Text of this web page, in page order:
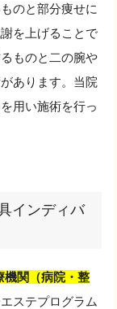
のと部分痩せに
を上げることで
ものと二の腕や
あります。当院
用い施術を行っ
インディバ
機関（病院・整
ステプログラム